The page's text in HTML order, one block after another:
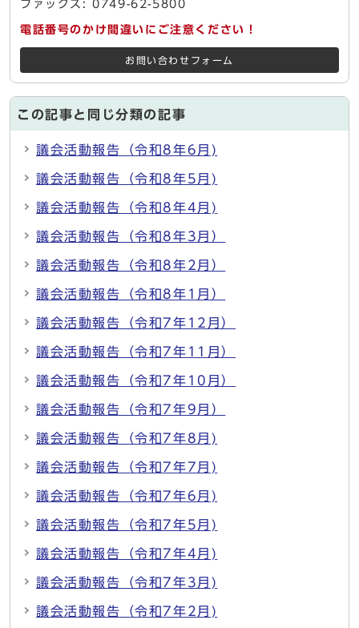
ファックス: 0749-62-5800
電話番号のかけ間違いにご注意ください！
お問い合わせフォーム
この記事と同じ分類の記事
議会活動報告（令和8年6月)
議会活動報告（令和8年5月)
議会活動報告（令和8年4月)
議会活動報告（令和8年3月）
議会活動報告（令和8年2月）
議会活動報告（令和8年1月）
議会活動報告（令和7年12月）
議会活動報告（令和7年11月）
議会活動報告（令和7年10月）
議会活動報告（令和7年9月）
議会活動報告（令和7年8月)
議会活動報告（令和7年7月)
議会活動報告（令和7年6月)
議会活動報告（令和7年5月)
議会活動報告（令和7年4月)
議会活動報告（令和7年3月)
議会活動報告（令和7年2月)